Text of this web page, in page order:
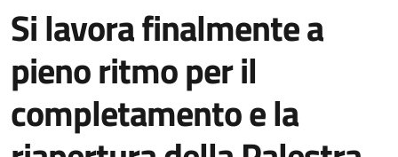
Si lavora finalmente a
pieno ritmo per il
completamento e la